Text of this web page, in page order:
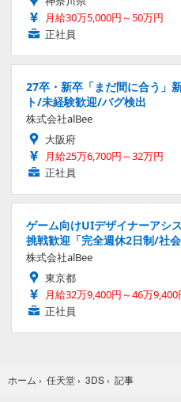
月給30万5,000円～50万円
正社員
27卒・新卒「まだ間に合う」
ト/未経験歓迎/バグ検出
株式会社alBee
大阪府
月給25万6,700円～32万円
正社員
ゲーム向けUIデザイナーアシ
挑戦歓迎「完全週休2日制/社
株式会社alBee
東京都
月給32万9,400円～46万9,400
正社員
ホーム › 任天堂 › 3DS › 記事